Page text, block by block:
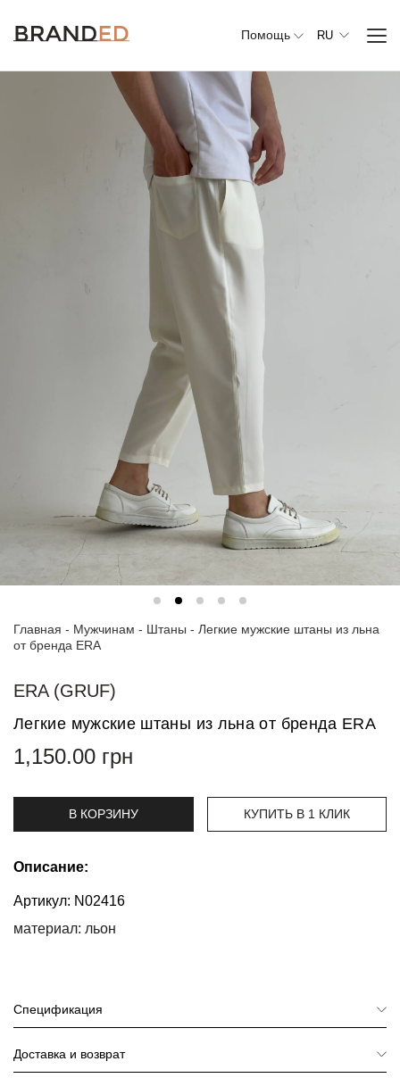
Помощь RU
Блузки
рубашки
Пиджаки
и поло
Джинсы
Топы
боди
Нижнее
Туники и
комбинезоны
Главная - Мужчинам - Штаны - Легкие мужские штаны из льна
от бренда ERA
ERA (GRUF)
Легкие мужские штаны из льна от бренда ERA
1,150.00 грн
В КОРЗИНУ КУПИТЬ В 1 КЛИК
Описание:
Артикул: N02416
материал: льон
Спецификация
Доставка и возврат